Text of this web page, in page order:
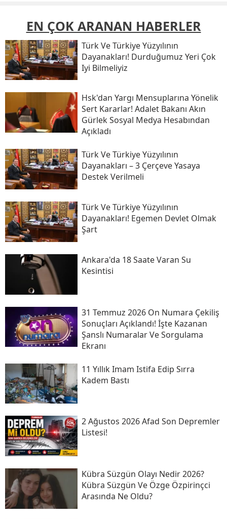
EN ÇOK ARANAN HABERLER
Türk Ve Türkiye Yüzyılının
Dayanakları! Durduğumuz Yeri Çok
Iyi Bilmeliyiz
Hsk'dan Yargı Mensuplarına Yönelik
Sert Kararlar! Adalet Bakanı Akın
Gürlek Sosyal Medya Hesabından
Açıkladı
Türk Ve Türkiye Yüzyılının
Dayanakları – 3 Çerçeve Yasaya
Destek Verilmeli
Türk Ve Türkiye Yüzyılının
Dayanakları! Egemen Devlet Olmak
Şart
Ankara'da 18 Saate Varan Su
Kesintisi
31 Temmuz 2026 On Numara Çekiliş
Sonuçları Açıklandı! İşte Kazanan
Şanslı Numaralar Ve Sorgulama
Ekranı
11 Yıllık Imam Istifa Edip Sırra
Kadem Bastı
2 Ağustos 2026 Afad Son Depremler
Listesi!
Kübra Süzgün Olayı Nedir 2026?
Kübra Süzgün Ve Özge Özpirinçci
Arasında Ne Oldu?